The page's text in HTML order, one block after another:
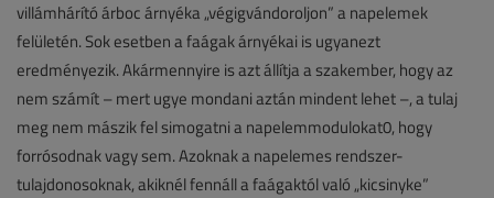
villámhárító árboc árnyéka „végigvándoroljon” a napelemek
felületén. Sok esetben a faágak árnyékai is ugyanezt
eredményezik. Akármennyire is azt állítja a szakember, hogy az
nem számít – mert ugye mondani aztán mindent lehet –, a tulaj
meg nem mászik fel simogatni a napelemmodulokat0, hogy
forrósodnak vagy sem. Azoknak a napelemes rendszer-
tulajdonosoknak, akiknél fennáll a faágaktól való „kicsinyke”